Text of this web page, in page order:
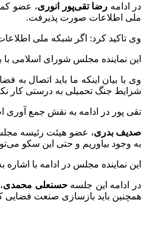
در ادامه رضا تقی‌پور انوری، عضو
ملی اطلاعات صورت پذیرفت.
وی تاکید کرد: اگر شبکه ملی
این نماینده مجلس شورای اسلامی با بیان اینکه پیشرفت شبکه ملی اطلاعات
وی با بیان اینکه ما باید اتصال
شرایط جنگ تحمیلی به درستی کار
تقی پور در ادامه به نقش جمع آوری
صدیف بدری، عضو هیئت رئیسه
به وجود بیاوریم و حتی این سکو
این نماینده مجلس در ادامه با
در ادامه این جلسهحسنعلی محمدی
همچنین باید بازسازی صنعت فضایی